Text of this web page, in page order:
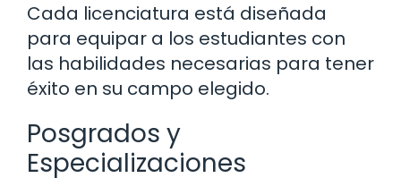
Cada licenciatura está diseñada
para equipar a los estudiantes con
las habilidades necesarias para tener
éxito en su campo elegido.
Posgrados y
Especializaciones